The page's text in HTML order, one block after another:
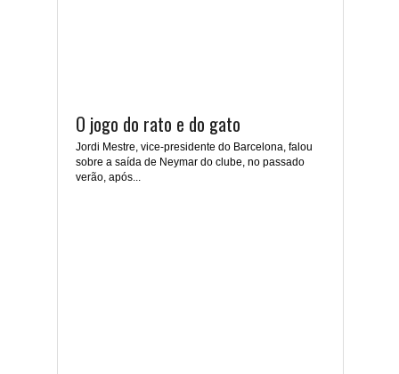
O jogo do rato e do gato
Jordi Mestre, vice-presidente do Barcelona, falou
sobre a saída de Neymar do clube, no passado
verão, após...